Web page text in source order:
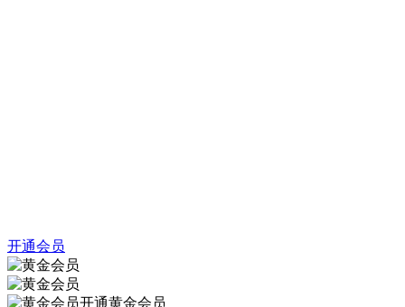
开通会员
开通黄金会员